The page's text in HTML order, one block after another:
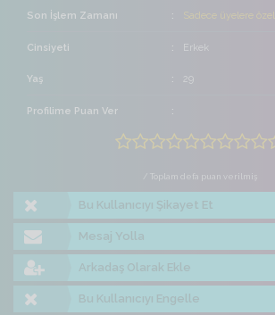
Son İşlem Zamanı Sadece üyelere özel
Cinsiyeti Erkek
Yaş 29
Profilime Puan Ver
/ Toplam defa puan verilmiş
Bu Kullanıcıyı Şikayet Et
Mesaj Yolla
Arkadaş Olarak Ekle
Bu Kullanıcıyı Engelle